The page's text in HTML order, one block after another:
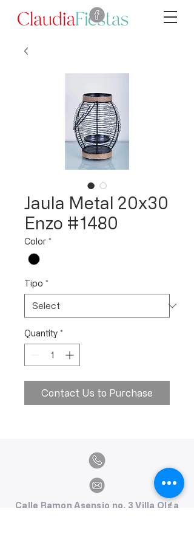
Jaula Metal 20x30
Enzo #1480
Color *
Tipo *
Quantity *
Contact Us to Purchase
Calle Ramon Asensio no. 3 Villa Olga